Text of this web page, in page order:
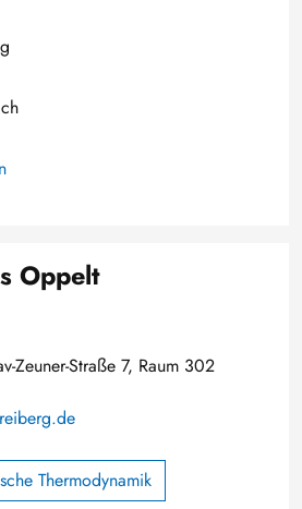
Oppelt
Zeuner-Straße 7, Raum 302
Thermodynamik